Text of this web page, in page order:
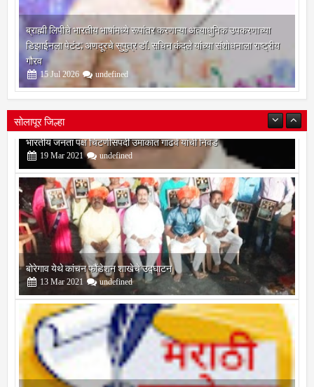
ब्राह्मी लिपीचे भारतीय भाषांमध्ये रूपांतर करणाऱ्या अत्याधुनिक उपकरणाच्या
डिझाईनला पेटंट; अणदूरचे सुपुत्र डॉ. सचिन कंदले यांच्या संशोधनाला राष्ट्रीय
गौरव
15 2026
सोलापूर जिल्हा
बोरेगाव येथे कांचन फौंडेशन शाखेचे उद्घाटन
Mar 2021 undefined
सोलापूर जिल्हा वृत्तपत्र लेखकमंच कडून वार्षिक पत्रलेखन स्पर्धेचे आयोजन
09 Feb 2021 undefined